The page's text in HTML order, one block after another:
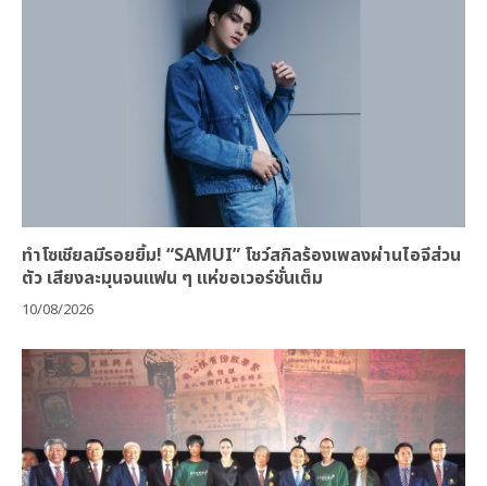
ทำโซเชียลมีรอยยิ้ม! “SAMUI” โชว์สกิลร้องเพลงผ่านไอจีส่วน
ตัว เสียงละมุนจนแฟน ๆ แห่ขอเวอร์ชั่นเต็ม
10/08/2026